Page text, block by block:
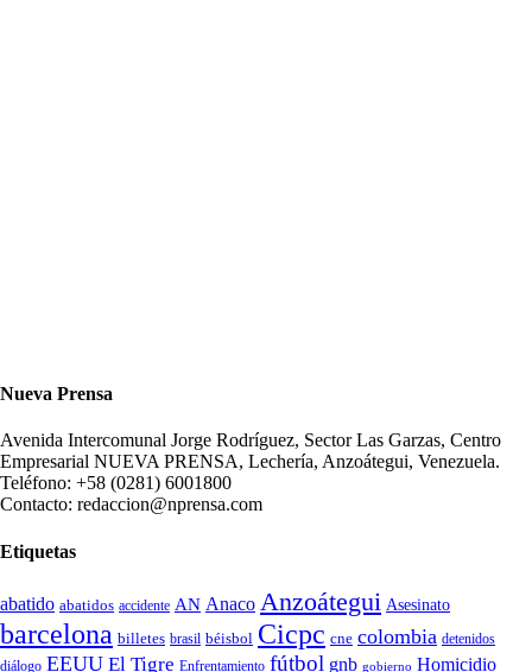
Nueva Prensa
Avenida Intercomunal Jorge Rodríguez, Sector Las Garzas, Centro
Empresarial NUEVA PRENSA, Lechería, Anzoátegui, Venezuela.
Teléfono: +58 (0281) 6001800
Contacto: redaccion@nprensa.com
Etiquetas
abatido abatidos accidente AN Anaco Anzoátegui Asesinato
barcelona billetes brasil béisbol Cicpc cne colombia detenidos
diálogo EEUU El Tigre Enfrentamiento fútbol gnb gobierno Homicidio